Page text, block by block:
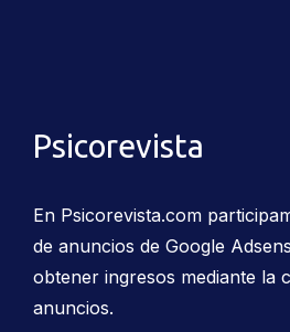
Psicorevista
En Psicorevista.com
de anuncios de Google
obtener ingresos mediante la
anuncios.